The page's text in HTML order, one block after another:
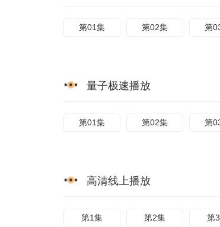
第01集 第02集 第
量子极速播放
第01集 第02集 第
高清线上播放
第1集 第2集 第